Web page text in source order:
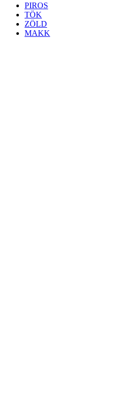
PIROS
TÖK
ZÖLD
MAKK